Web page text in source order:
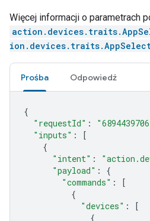
Więcej informacji o parametrach
Prośba Odpowiedź
{
"requestId" :
"inputs" :
[
{
"intent" :
"payload" :
{
"commands" :
[
{
"devices" :
[
{